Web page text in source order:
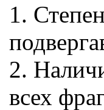
1.
2.
всех